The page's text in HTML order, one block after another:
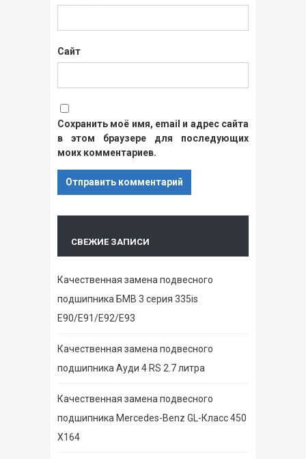
Сайт
Сохранить моё имя, email и адрес сайта
в этом браузере для последующих
моих комментариев.
СВЕЖИЕ ЗАПИСИ
Качественная замена подвесного
подшипника БМВ 3 серия 335is
E90/E91/E92/E93
Качественная замена подвесного
подшипника Ауди 4 RS 2.7 литра
Качественная замена подвесного
подшипника Mercedes-Benz GL-Класс 450
X164